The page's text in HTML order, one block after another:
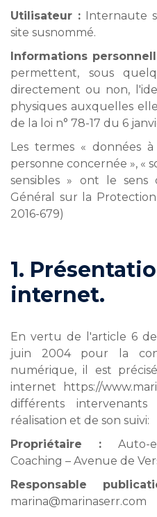
Utilisateur : Internaute
site susnommé.
Informations
permettent, sous
directement ou non,
physiques auxquelles
de la loi n° 78-17 du 6
Les termes « données
personne concernée », «
sensibles » ont le
Général sur la
2016-679)
1.
internet.
En vertu de l'article 6
juin 2004 pour la
numérique, il est
internet https://
différents
réalisation et de son suivi:
Propriétaire : Auto-
Coaching – Avenue de
Responsable
marina@marinaserr.com